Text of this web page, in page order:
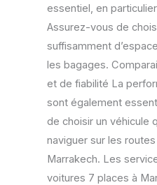
essentiel, en
Assurez-vous de
suffisamment
les bagages.
et de fiabilité La
sont également
de choisir un véhicule
naviguer sur les
Marrakech. Les
voitures 7 places à